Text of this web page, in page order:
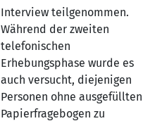
Interview teilgenommen.
Während der zweiten
telefonischen
Erhebungsphase wurde es
auch versucht, diejenigen
Personen ohne ausgefüllten
Papierfragebogen zu